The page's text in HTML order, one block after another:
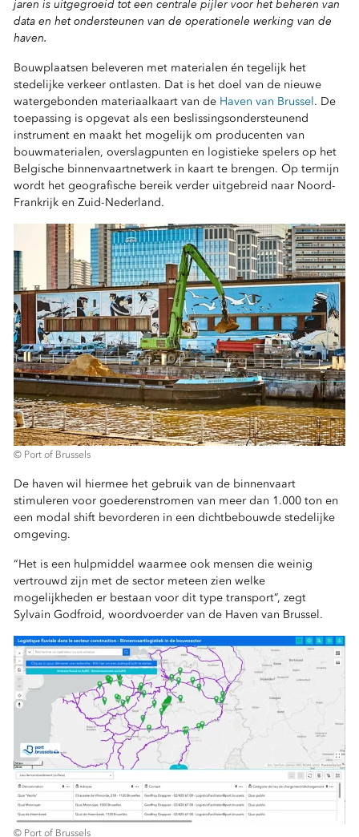
jaren is uitgegroeid tot een centrale pijler voor het beheren van
data en het ondersteunen van de operationele werking van de
haven.
Bouwplaatsen beleveren met materialen én tegelijk het
stedelijke verkeer ontlasten. Dat is het doel van de nieuwe
watergebonden materiaalkaart van de Haven van Brussel. De
toepassing is opgevat als een beslissingsondersteunend
instrument en maakt het mogelijk om producenten van
bouwmaterialen, overslagpunten en logistieke spelers op het
Belgische binnenvaartnetwerk in kaart te brengen. Op termijn
wordt het geografische bereik verder uitgebreid naar Noord-
Frankrijk en Zuid-Nederland.
© Port of Brussels
De haven wil hiermee het gebruik van de binnenvaart
stimuleren voor goederenstromen van meer dan 1.000 ton en
een modal shift bevorderen in een dichtbebouwde stedelijke
omgeving.
“Het is een hulpmiddel waarmee ook mensen die weinig
vertrouwd zijn met de sector meteen zien welke
mogelijkheden er bestaan voor dit type transport”, zegt
Sylvain Godfroid, woordvoerder van de Haven van Brussel.
© Port of Brussels